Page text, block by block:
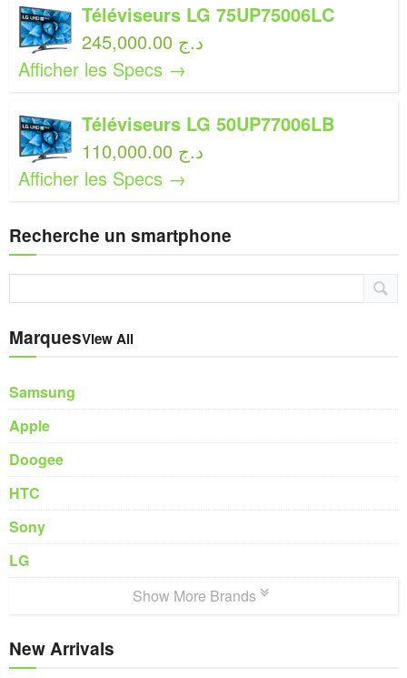
Téléviseurs LG 75UP75006LC
245,000.00 د.ج
Afficher les Specs →
Téléviseurs LG 50UP77006LB
110,000.00 د.ج
Afficher les Specs →
Recherche un smartphone
MarquesView All
Samsung
Apple
Doogee
HTC
Sony
LG
Show More Brands
New Arrivals